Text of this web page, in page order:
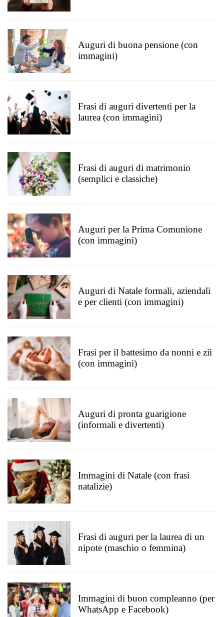
Auguri di buona pensione (con
immagini)
Frasi di auguri divertenti per la
laurea (con immagini)
Frasi di auguri di matrimonio
(semplici e classiche)
Auguri per la Prima Comunione
(con immagini)
Auguri di Natale formali, aziendali
e per clienti (con immagini)
Frasi per il battesimo da nonni e zii
(con immagini)
Auguri di pronta guarigione
(informali e divertenti)
Immagini di Natale (con frasi
natalizie)
Frasi di auguri per la laurea di un
nipote (maschio o femmina)
Immagini di buon compleanno (per
WhatsApp e Facebook)